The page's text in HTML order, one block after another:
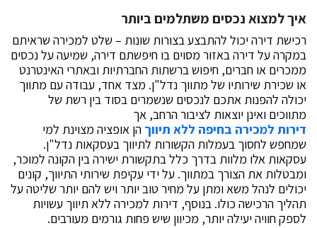
איך למצוא נכסים משתלמים ביותר
רכישת דירה יכול להתבצע בצורות שונות – שלט למכירה שראיתם
במקרה על דירה באזור מסוים בו חיפשתם דירה, שמיעה על נכסים
ממכרים או חברים, חיפוש ברשתות החברתיות ובאתרי האינטרנט
או שכירת שירותיו של מתווך נדל"ן. מצד אחד, עבודה עם מתווך
יכולה להפנות אתכם לנכסים שנשמרים בסוד בין רשת של
מתווכים ואינן יוצאות לציבור הרחב, אך
דירות למכירה בחיפה ללא תיווך הן אופציה מצוינת למי
שמחפש לחסוך בעמלות הקשורות לתיווך בעסקאות נדל"ן.
עסקאות אלו מלוות בדרך כלל בתקשורת ישירה בין הקונה למוכר,
ומבטלות את הצורך במתווך. על ידי עקיפת שירותי התיווך, קונים
יכולים לנהל משא ומתן על מחיר טוב יותר ויש להם יותר שליטה על
תהליך הרכישה כולו. בנוסף, דירות למכירה ללא תיווך עשויות
לספק חוויה יעילה יותר, מכיוון שיש פחות גורמים מעורבים.